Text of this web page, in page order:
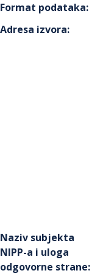
Format podataka:
Adresa izvora:
Naziv subjekta
NIPP-a i uloga
odgovorne strane: